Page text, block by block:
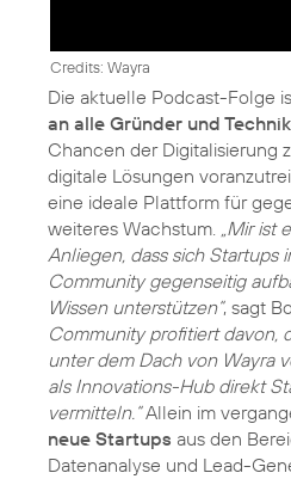
Credits: Wayra
Die aktuelle Podcast-Folge
an alle Gründer und
Chancen der Digitalisierung
digitale Lösungen
eine ideale Plattform für
weiteres Wachstum. „Mir ist
Anliegen, dass sich Startups
Community gegenseitig
Wissen unterstützen“, sagt
Community profitiert davon,
unter dem Dach von Wayra
als Innovations-Hub direkt
vermitteln.“Allein im
neue Startups aus den
Datenanalyse und Lead-